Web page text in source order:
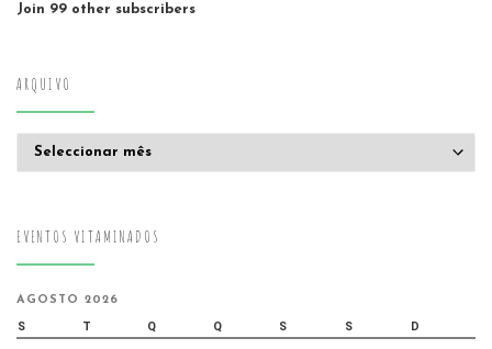
Join 99 other subscribers
ARQUIVO
EVENTOS VITAMINADOS
AGOSTO 2026
S T Q Q S S D